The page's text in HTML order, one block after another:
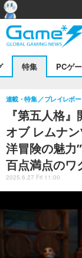
特集 PCゲ
『第五人格
オブ レムナ
洋冒険の魅力
百点満点のワ
連載・特集 プレイレポー
2025.6.27 Fri 11:00